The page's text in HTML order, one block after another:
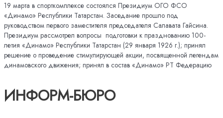
19 марта в спорткомплексе состоялся Президиум ОГО ФСО
«Динамо» Республики Татарстан. Заседание прошло под
руководством первого заместителя председателя Салавата Гайсина.
Президиум рассмотрел вопросы подготовки к празднованию 100-
летия «Динамо» Республики Татарстан (29 января 1926 г.); принял
решение о проведение стимулирующей акции, посвященной легендам
динамовского движения; принял в состав «Динамо» РТ Федерацию
ИНФОРМ-БЮРО